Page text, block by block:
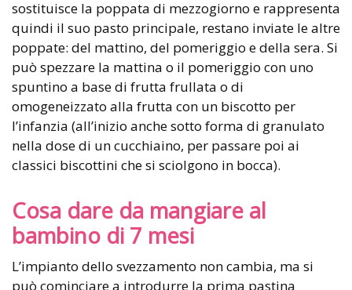
sostituisce la poppata di mezzogiorno e rappresenta
quindi il suo pasto principale, restano inviate le altre
poppate: del mattino, del pomeriggio e della sera. Si
può spezzare la mattina o il pomeriggio con uno
spuntino a base di frutta frullata o di
omogeneizzato alla frutta con un biscotto per
l’infanzia (all’inizio anche sotto forma di granulato
nella dose di un cucchiaino, per passare poi ai
classici biscottini che si sciolgono in bocca).
Cosa dare da mangiare al
bambino di 7 mesi
L’impianto dello svezzamento non cambia, ma si
può cominciare a introdurre la prima pastina